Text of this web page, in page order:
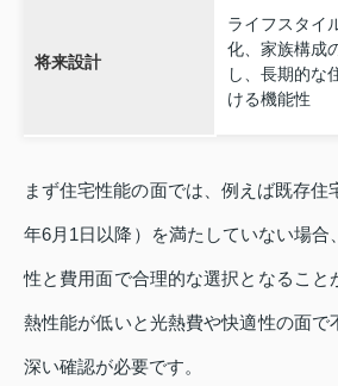
将来設計
ライフスタイ
化、家族構成
し、長期的な
ける機能性
まず住宅性能の面では、例えば既存住
年6月1日以降）を満たしていない場合
性と費用面で合理的な選択となること
熱性能が低いと光熱費や快適性の面で
深い確認が必要です。